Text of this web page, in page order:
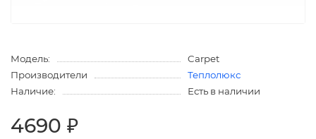
Модель:
Carpet
Производители
Теплолюкс
Наличие:
Есть в наличии
4690 ₽